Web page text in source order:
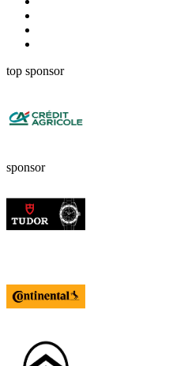
top sponsor
sponsor